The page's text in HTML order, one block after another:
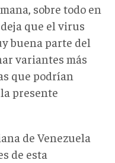
sobre todo en
que el virus
buena parte del
variantes más
que podrían
presente
de Venezuela
de esta